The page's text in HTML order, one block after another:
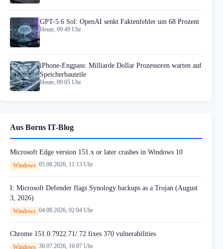
GPT-5.6 Sol: OpenAI senkt Faktenfehler um 68 Prozent
Heute, 09:49 Uhr
iPhone-Engpass: Milliarde Dollar Prozessoren warten auf
Speicherbauteile
Heute, 09:05 Uhr
Aus Borns IT-Blog
Microsoft Edge version 151.x or later crashes in Windows 10
Windows 05.08.2026, 11:13 Uhr
I: Microsoft Defender flags Synology backups as a Trojan (August
3, 2026)
Windows 04.08.2026, 02:04 Uhr
Chrome 151.0.7922.71/.72 fixes 370 vulnerabilities
Windows 30.07.2026, 16:07 Uhr